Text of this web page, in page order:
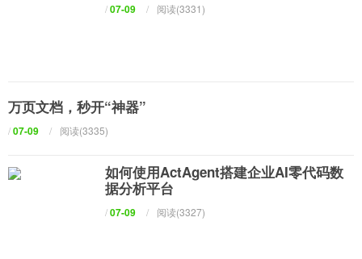
/07-09 / 阅读(3331)
万页文档，秒开“神器”
/07-09 / 阅读(3335)
如何使用ActAgent搭建企业AI零代码数
据分析平台
/07-09 / 阅读(3327)